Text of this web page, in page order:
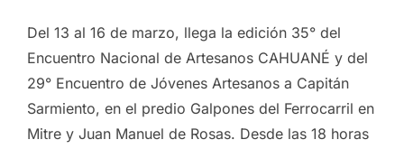
Del 13 al 16 de marzo, llega la edición 35° del
Encuentro Nacional de Artesanos CAHUANÉ y del
29° Encuentro de Jóvenes Artesanos a Capitán
Sarmiento, en el predio Galpones del Ferrocarril en
Mitre y Juan Manuel de Rosas. Desde las 18 horas